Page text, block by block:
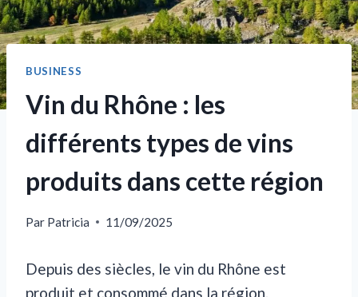
BUSINESS
Vin du Rhône : les
différents types de vins
produits dans cette région
Par Patricia 11/09/2025
Depuis des siècles, le vin du Rhône est
produit et consommé dans la région.